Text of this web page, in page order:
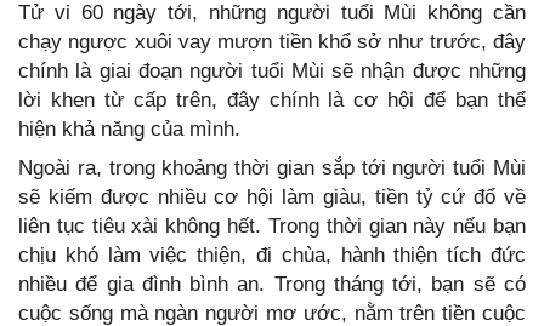
Tử vi 60 ngày tới, những người tuổi Mùi không cần
chạy ngược xuôi vay mượn tiền khổ sở như trước, đây
chính là giai đoạn người tuổi Mùi sẽ nhận được những
lời khen từ cấp trên, đây chính là cơ hội để bạn thể
hiện khả năng của mình.
Ngoài ra, trong khoảng thời gian sắp tới người tuổi Mùi
sẽ kiếm được nhiều cơ hội làm giàu, tiền tỷ cứ đổ về
liên tục tiêu xài không hết. Trong thời gian này nếu bạn
chịu khó làm việc thiện, đi chùa, hành thiện tích đức
nhiều để gia đình bình an. Trong tháng tới, bạn sẽ có
cuộc sống mà ngàn người mơ ước, nằm trên tiền cuộc